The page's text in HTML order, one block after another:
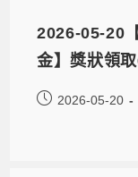
2026-05-20
金】獎狀領
2026-05-20